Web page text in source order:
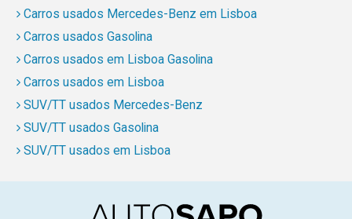
Carros usados Mercedes-Benz em Lisboa
Carros usados Gasolina
Carros usados em Lisboa Gasolina
Carros usados em Lisboa
SUV/TT usados Mercedes-Benz
SUV/TT usados Gasolina
SUV/TT usados em Lisboa